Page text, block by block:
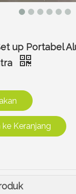
up Portabel
Keranjang